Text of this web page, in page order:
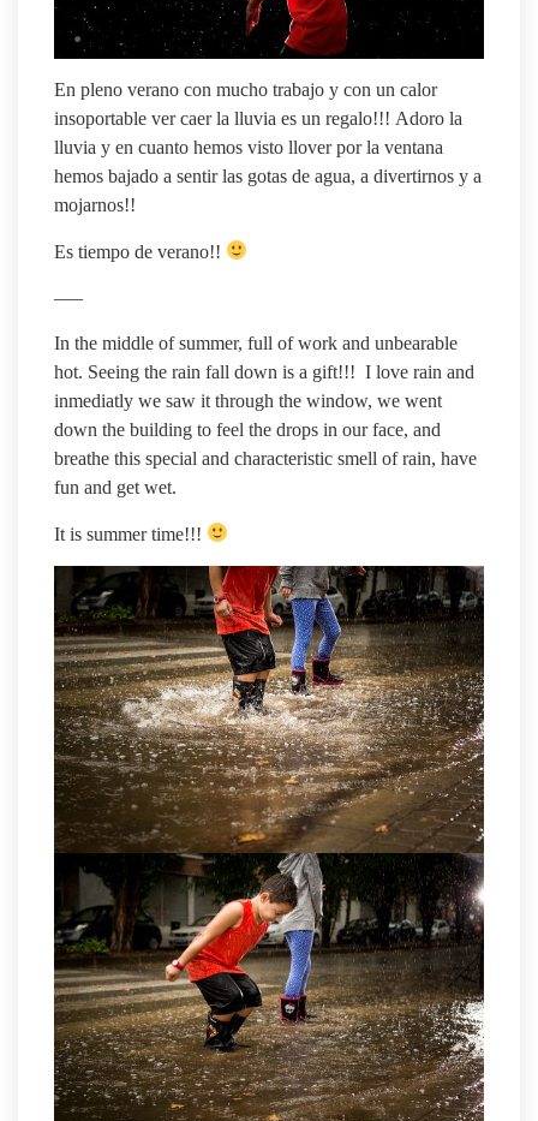
En pleno verano con mucho trabajo y con un calor
insoportable ver caer la lluvia es un regalo!!! Adoro la
lluvia y en cuanto hemos visto llover por la ventana
hemos bajado a sentir las gotas de agua, a divertirnos y a
mojarnos!!
Es tiempo de verano!!
—–
In the middle of summer, full of work and unbearable
hot. Seeing the rain fall down is a gift!!! I love rain and
inmediatly we saw it through the window, we went
down the building to feel the drops in our face, and
breathe this special and characteristic smell of rain, have
fun and get wet.
It is summer time!!!